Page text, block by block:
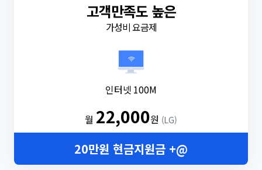
고객만족도 높은
가성비 요금제
인터넷 100M
월 22,000원 (LG)
20만원 현금지원금 +@